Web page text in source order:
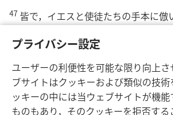
プライバシー設定
ユーザーの利便性を可能な限り向上
ブサイトはクッキーおよび類似の技術
ッキーの中には当ウェブサイトが機
ものもあり，そのクッキーを拒否す
47 皆で，イエスと使徒たちの手本に倣
に行うなら，必ずエホバの祝福を受け
ルカ 9:57-62 ）